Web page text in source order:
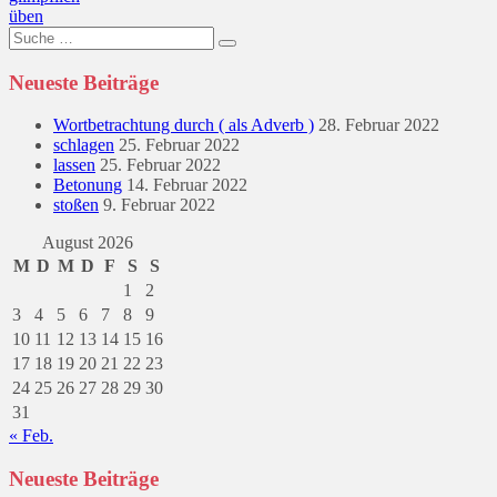
üben
Suche
nach:
Neueste Beiträge
Wortbetrachtung durch ( als Adverb ) 28. Februar 2022
schlagen 25. Februar 2022
lassen 25. Februar 2022
Betonung 14. Februar 2022
stoßen 9. Februar 2022
August 2026
M D M D F S
S
1
2
3
4 5 6 7 8
9
10 11 12 13 14 15 16
17 18 19 20 21 22 23
24 25 26 27 28 29 30
31
« Feb.
Neueste Beiträge